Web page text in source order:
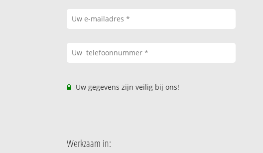
Uw gegevens zijn veilig bij ons!
Werkzaam in: